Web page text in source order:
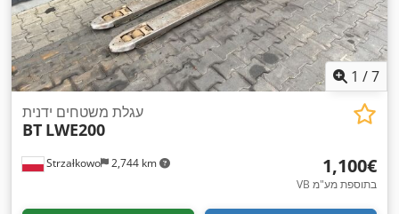
1 /7
Strzałkowo 2,744 km
עגלת משטחים ידנית
BT LWE200
‏1,100 ‏€
VB בתוספת מע"מ